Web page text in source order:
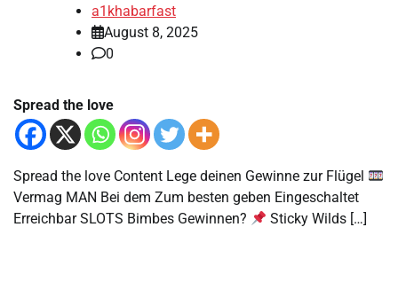
a1khabarfast
August 8, 2025
0
Spread the love
Spread the love Content Lege deinen Gewinne zur Flügel
Vermag MAN Bei dem Zum besten geben Eingeschaltet
Erreichbar SLOTS Bimbes Gewinnen?
Sticky Wilds […]